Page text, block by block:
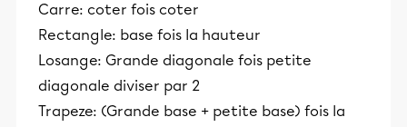
Carre: coter fois coter
Rectangle: base fois la hauteur
Losange: Grande diagonale fois petite
diagonale diviser par 2
Trapeze: (Grande base + petite base) fois la